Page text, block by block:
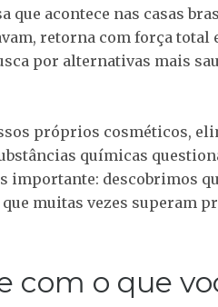
que acontece nas casas
retorna com força total
por alternativas mais
próprios cosméticos,
químicas
importante: descobrimos
muitas vezes superam
com o que